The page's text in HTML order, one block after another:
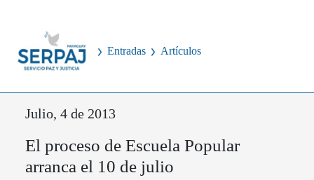
Entradas Artículos
Julio, 4 de 2013
El proceso de Escuela Popular
arranca el 10 de julio